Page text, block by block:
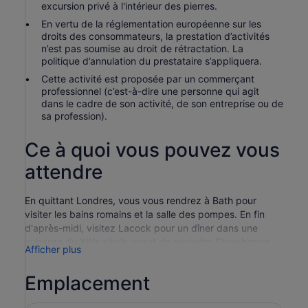
excursion privé à l'intérieur des pierres.
En vertu de la réglementation européenne sur les
droits des consommateurs, la prestation d’activités
n’est pas soumise au droit de rétractation. La
politique d’annulation du prestataire s’appliquera.
Cette activité est proposée par un commerçant
professionnel (c’est-à-dire une personne qui agit
dans le cadre de son activité, de son entreprise ou de
sa profession).
Ce à quoi vous pouvez vous
attendre
En quittant Londres, vous vous rendrez à Bath pour
visiter les bains romains et la salle des pompes. En fin
d'après-midi, visitez Lacock pour un dîner dans une
Lorsque le soleil commence à se coucher, entrez dans le
une visite privée unique.
Afficher plus
Emplacement